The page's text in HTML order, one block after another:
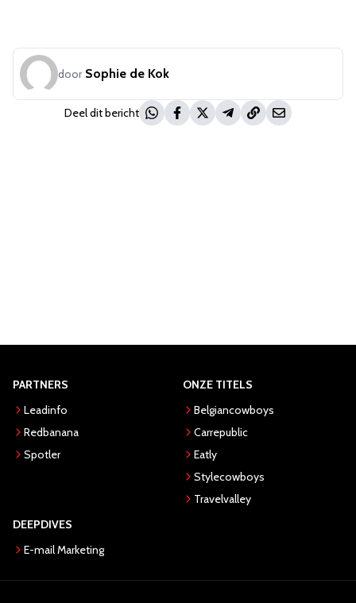
door Sophie de Kok
Deel dit bericht
PARTNERS
Leadinfo
Redbanana
Spotler
ONZE TITELS
Belgiancowboys
Carrepublic
Eatly
Stylecowboys
Travelvalley
DEEPDIVES
E-mail Marketing